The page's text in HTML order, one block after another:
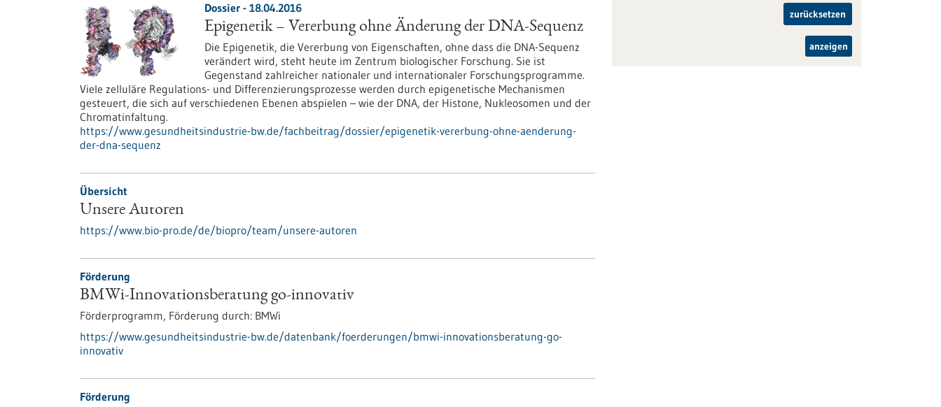
Dossier - 18.04.2016
Epigenetik – Vererbung ohne Änderung der DNA-Sequenz
Die Epigenetik, die Vererbung von Eigenschaften, ohne dass die DNA-Sequenz
verändert wird, steht heute im Zentrum biologischer Forschung. Sie ist
Gegenstand zahlreicher nationaler und internationaler Forschungsprogramme.
Viele zelluläre Regulations- und Differenzierungsprozesse werden durch epigenetische Mechanismen
gesteuert, die sich auf verschiedenen Ebenen abspielen – wie der DNA, der Histone, Nukleosomen und der
Chromatinfaltung.
https://www.gesundheitsindustrie-bw.de/fachbeitrag/dossier/epigenetik-vererbung-ohne-aenderung-
der-dna-sequenz
Übersicht
Unsere Autoren
https://www.bio-pro.de/de/biopro/team/unsere-autoren
Förderung
BMWi-Innovationsberatung go-innovativ
Förderprogramm, Förderung durch: BMWi
https://www.gesundheitsindustrie-bw.de/datenbank/foerderungen/bmwi-innovationsberatung-go-
innovativ
Förderung
zurücksetzen
anzeigen